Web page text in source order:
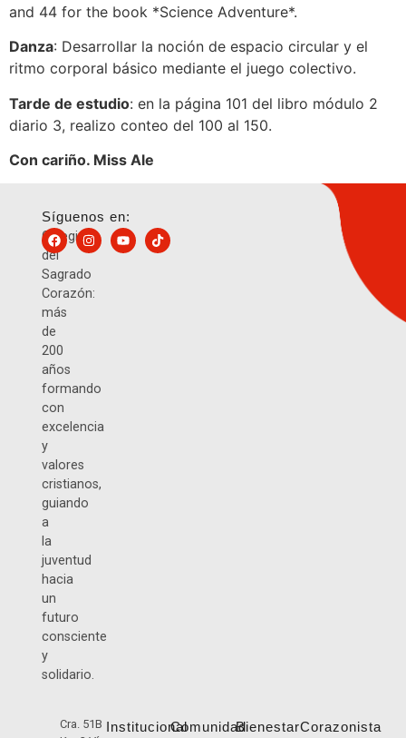
and 44 for the book *Science Adventure*.
Danza: Desarrollar la noción de espacio circular y el
ritmo corporal básico mediante el juego colectivo.
Tarde de estudio: en la página 101 del libro módulo 2
diario 3, realizo conteo del 100 al 150.
Con cariño. Miss Ale
Colegio
del
Sagrado
Corazón:
más
de
200
años
formando
con
excelencia
y
valores
cristianos,
guiando
a
la
juventud
hacia
un
futuro
consciente
y
solidario.
Síguenos en:
Cra. 51B InstitucionalComunidadBienestarCorazonista